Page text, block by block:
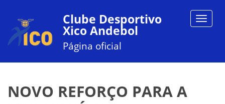
Toggle
Clube Desportivo
Xico Andebol
Página oficial
NOVO REFORÇO PARA A